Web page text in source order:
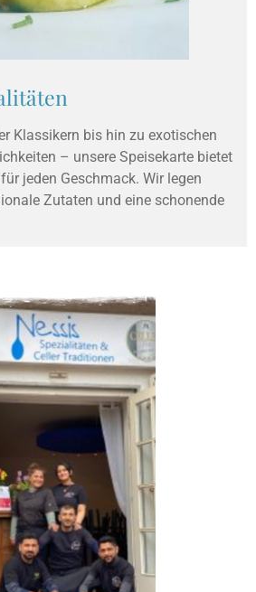
Klassikern bis hin zu exotischen
– unsere Speisekarte bietet
jeden Geschmack. Wir legen
Zutaten und eine schonende